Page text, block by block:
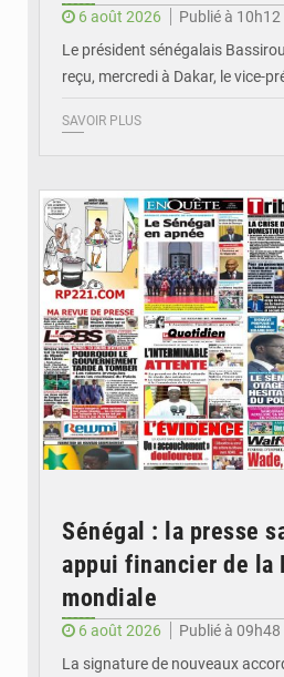
6 août 2026
Publié à 10h12
Le président sénégalais
reçu, mercredi à Dakar, le vice-
SAVOIR PLUS
Sénégal : la presse
appui financier de la
mondiale
6 août 2026
Publié à 09h48
La signature de nouveaux